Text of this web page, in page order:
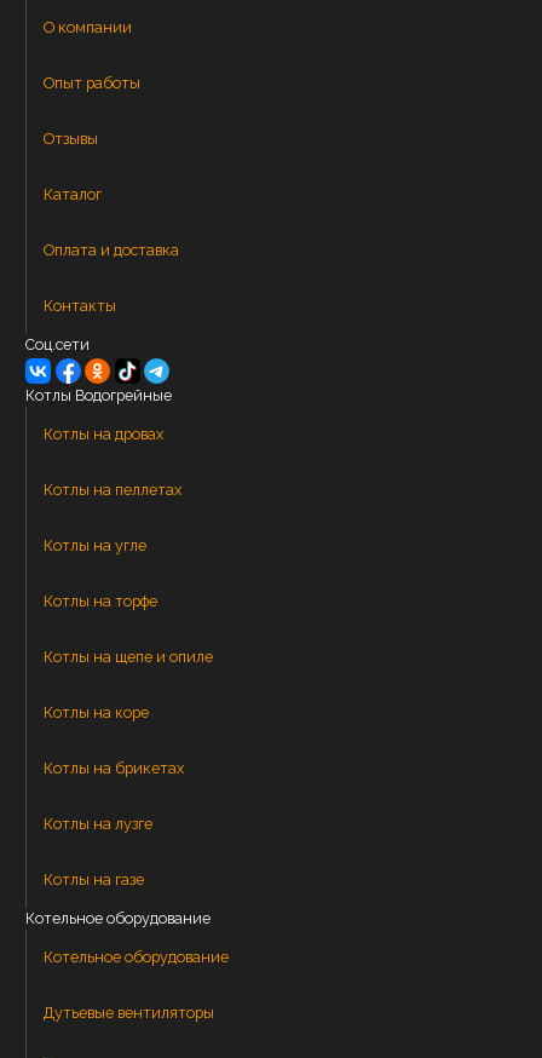
О компании
Опыт работы
Отзывы
Каталог
Оплата и доставка
Контакты
Соц.сети
Котлы Водогрейные
Котлы на дровах
Котлы на пеллетах
Котлы на угле
Котлы на торфе
Котлы на щепе и опиле
Котлы на коре
Котлы на брикетах
Котлы на лузге
Котлы на газе
Котельное оборудование
Котельное оборудование
Дутьевые вентиляторы